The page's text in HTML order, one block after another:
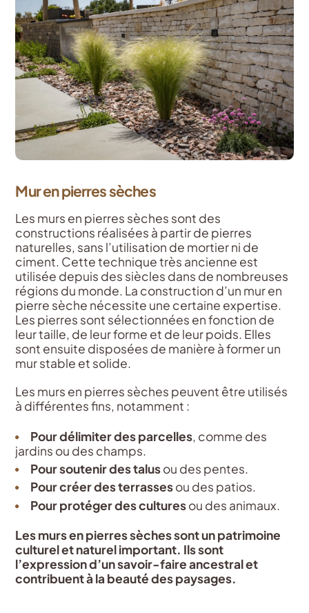
Mur en pierres sèches
Les murs en pierres sèches sont des
constructions réalisées à partir de pierres
naturelles, sans l’utilisation de mortier ni de
ciment. Cette technique très ancienne est
utilisée depuis des siècles dans de nombreuses
régions du monde. La construction d’un mur en
pierre sèche nécessite une certaine expertise.
Les pierres sont sélectionnées en fonction de
leur taille, de leur forme et de leur poids. Elles
sont ensuite disposées de manière à former un
mur stable et solide.
Les murs en pierres sèches peuvent être utilisés
à différentes fins, notamment :
Pour délimiter des parcelles, comme des
jardins ou des champs.
Pour soutenir des talusou des pentes.
Pour créer des terrassesou des patios.
Pour protéger des culturesou des animaux.
Les murs en pierres sèches sont un patrimoine
culturel et naturel important. Ils sont
l’expression d’un savoir-faire ancestral et
contribuent à la beauté des paysages.